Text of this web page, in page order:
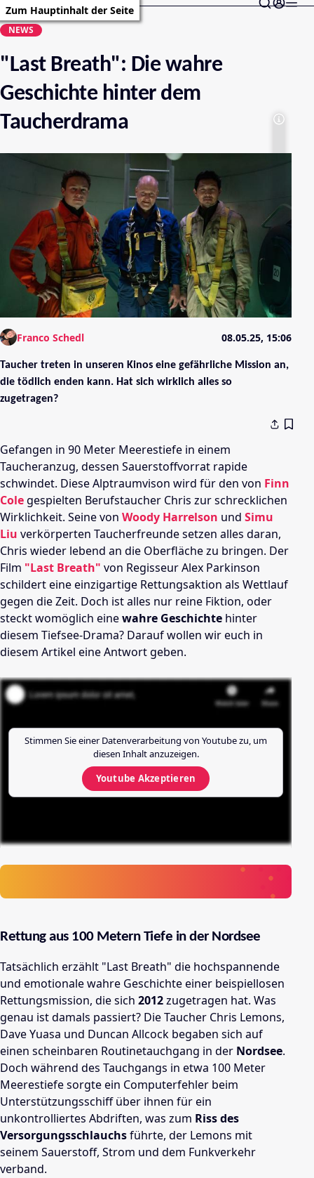
Zum Hauptinhalt der Seite
NEWS
"Last Breath": Die wahre
Geschichte hinter dem
Taucherdrama
Franco Schedl 08.05.25, 15:06
Taucher treten in unseren Kinos eine gefährliche Mission an,
die tödlich enden kann. Hat sich wirklich alles so
zugetragen?
Gefangen in 90 Meter Meerestiefe in einem
Taucheranzug, dessen Sauerstoffvorrat rapide
schwindet. Diese Alptraumvison wird für den von Finn
Colegespielten Berufstaucher Chris zur schrecklichen
Wirklichkeit. Seine von Woody Harrelson und Simu
Liu verkörperten Taucherfreunde setzen alles daran,
Chris wieder lebend an die Oberfläche zu bringen. Der
Film "Last Breath" von Regisseur Alex Parkinson
schildert eine einzigartige Rettungsaktion als Wettlauf
gegen die Zeit. Doch ist alles nur reine Fiktion, oder
steckt womöglich einewahre Geschichte hinter
diesem Tiefsee-Drama? Darauf wollen wir euch in
diesem Artikel eine Antwort geben.
Stimmen Sie einer Datenverarbeitung von Youtubezu, um
diesen Inhalt anzuzeigen.
Youtube Akzeptieren
Rettung aus 100 Metern Tiefe in der Nordsee
Tatsächlich erzählt "Last Breath" die hochspannende
und emotionale wahre Geschichte einer beispiellosen
Rettungsmission, die sich 2012zugetragen hat. Was
genau ist damals passiert? Die Taucher Chris Lemons,
Dave Yuasa und Duncan Allcock begaben sich auf
einen scheinbaren Routinetauchgang in der Nordsee.
Doch während des Tauchgangs in etwa 100 Meter
Meerestiefe sorgte ein Computerfehler beim
Unterstützungsschiff über ihnen für ein
unkontrolliertes Abdriften, was zum Riss des
Versorgungsschlauchsführte, der Lemons mit
seinem Sauerstoff, Strom und dem Funkverkehr
verband.